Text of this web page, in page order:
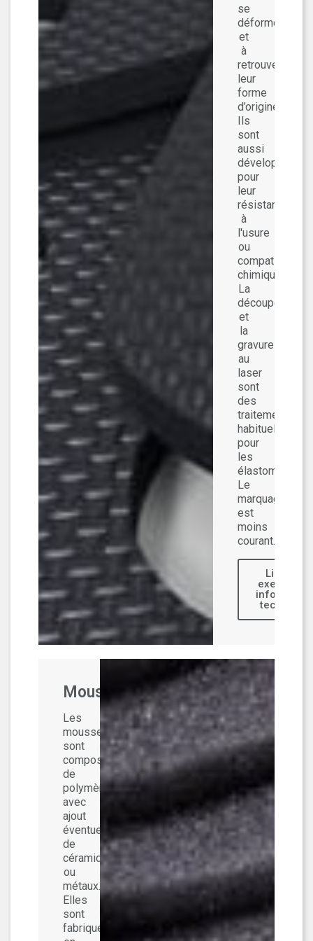
se
déformer
et
à
retrouver
leur
forme
d’origine.
Ils
sont
aussi
développés
pour
leur
résistance
à
l'usure
ou
compatibilité
chimique.
La
découpe
et
la
gravure
au
laser
sont
des
traitements
habituels
pour
les
élastomères.
Le
marquage
est
moins
courant.
Lien vers
exemples
Mousses
Les
mousses
sont
composées
de
polymères,
avec
ajout
éventuel
de
céramiques
ou
métaux.
Elles
sont
fabriqués